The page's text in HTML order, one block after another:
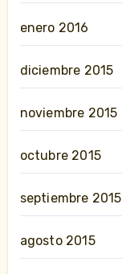
enero 2016
diciembre 2015
noviembre 2015
octubre 2015
septiembre 2015
agosto 2015